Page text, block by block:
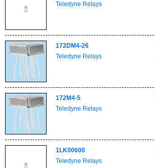
Teledyne Relays
172DM4-26
Teledyne Relays
172M4-5
Teledyne Relays
1LK00600
Teledyne Relays